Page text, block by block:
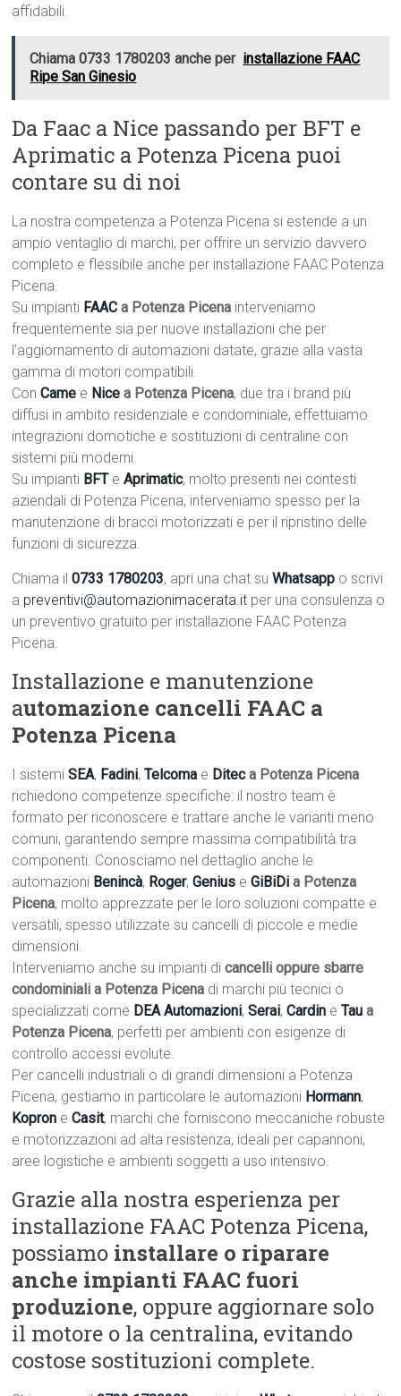
affidabili.
Chiama 0733 1780203 anche per installazione FAAC
Ripe San Ginesio
Da Faac a Nice passando per BFT e
Aprimatic a Potenza Picena puoi
contare su di noi
La nostra competenza a Potenza Picena si estende a un
ampio ventaglio di marchi, per offrire un servizio davvero
completo e flessibile anche per installazione FAAC Potenza
Picena.
Su impianti FAAC a Potenza Picena interveniamo
frequentemente sia per nuove installazioni che per
l’aggiornamento di automazioni datate, grazie alla vasta
gamma di motori compatibili.
ConCame e Nice a Potenza Picena, due tra i brand più
diffusi in ambito residenziale e condominiale, effettuiamo
integrazioni domotiche e sostituzioni di centraline con
sistemi più moderni.
Su impianti BFT eAprimatic, molto presenti nei contesti
aziendali di Potenza Picena, interveniamo spesso per la
manutenzione di bracci motorizzati e per il ripristino delle
funzioni di sicurezza.
Chiama il0733 1780203, apri una chat suWhatsapp o scrivi
a preventivi@automazionimacerata.it per una consulenza o
un preventivo gratuito per installazione FAAC Potenza
Picena.
Installazione e manutenzione
automazione cancelli FAAC a
Potenza Picena
I sistemiSEA, Fadini,Telcoma e Diteca Potenza Picena
richiedono competenze specifiche: il nostro team è
formato per riconoscere e trattare anche le varianti meno
comuni, garantendo sempre massima compatibilità tra
componenti. Conosciamo nel dettaglio anche le
automazioni Benincà, Roger,Genius eGiBiDi a Potenza
Picena, molto apprezzate per le loro soluzioni compatte e
versatili, spesso utilizzate su cancelli di piccole e medie
dimensioni.
Interveniamo anche su impianti dicancelli oppure sbarre
condominiali a Potenza Picena di marchi più tecnici o
specializzati come DEA Automazioni,Serai,Cardin eTau a
Potenza Picena, perfetti per ambienti con esigenze di
controllo accessi evolute.
Per cancelli industriali o di grandi dimensioni a Potenza
Picena, gestiamo in particolare le automazioni Hormann,
Kopron eCasit, marchi che forniscono meccaniche robuste
e motorizzazioni ad alta resistenza, ideali per capannoni,
aree logistiche e ambienti soggetti a uso intensivo.
Grazie alla nostra esperienza per
installazione FAAC Potenza Picena,
possiamo installare o riparare
anche impianti FAAC fuori
produzione, oppure aggiornare solo
il motore o la centralina, evitando
costose sostituzioni complete.